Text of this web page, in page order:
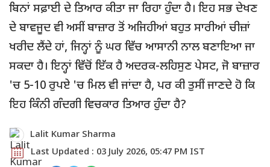
ਬਿਨਾਂ ਸਫ਼ਾਈ ਦੇ ਤਿਆਰ ਕੀਤਾ ਜਾ ਰਿਹਾ ਹੁੰਦਾ ਹੈ। ਇਹ ਸਭ ਦੇਖਣ
ਦੇ ਬਾਵਜੂਦ ਵੀ ਅਸੀਂ ਬਾਜ਼ਾਰ ਤੋਂ ਅਜਿਹੀਆਂ ਬਹੁਤ ਸਾਰੀਆਂ ਚੀਜ਼ਾਂ
ਖਰੀਦ ਲੈਂਦੇ ਹਾਂ, ਜਿਨ੍ਹਾਂ ਨੂੰ ਘਰ ਵਿੱਚ ਆਸਾਨੀ ਨਾਲ ਬਣਾਇਆ ਜਾ
ਸਕਦਾ ਹੈ। ਇਨ੍ਹਾਂ ਵਿੱਚੋਂ ਇੱਕ ਹੈ ਅਦਰਕ-ਲਹਿਸੁਣ ਪੇਸਟ, ਜੋ ਬਾਜ਼ਾਰ
'ਚ 5-10 ਰੁਪਏ 'ਚ ਮਿਲ ਵੀ ਜਾਂਦਾ ਹੈ, ਪਰ ਕੀ ਤੁਸੀਂ ਜਾਣਦੇ ਹੋ ਕਿ
ਇਹ ਕਿੰਨੀ ਗੰਦਗੀ ਵਿਚਕਾਰ ਤਿਆਰ ਹੁੰਦਾ ਹੈ?
Lalit Kumar Sharma
Last Updated : 03 July 2026, 05:47 PM IST